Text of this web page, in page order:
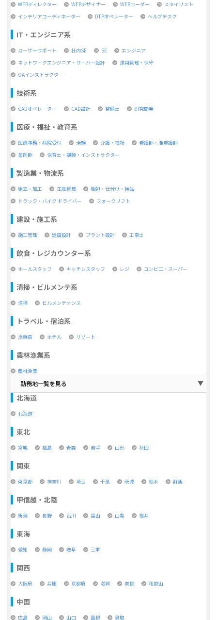
WEBディレクター WEBデザイナー WEBコーダー
スタイリスト
インテリアコーディネーター
DTPオペレーター ヘルプデスク
IT・エンジニア系
ユーザーサポート 社内SE SE
エンジニア
ネットワークエンジニア・サーバー設計
運用管理・保守
OAインストラクター
技術系
CADオペレーター CAD設計 整備士 研究開発
医療・福祉・教育系
医療事務・病院受付 治験 介護・福祉
看護師・准看護師
薬剤師
保育士・講師・インストラクター
製造業・物流系
組立・加工 生産管理
梱包・仕分け・検品
トラック・バイク ドライバー
フォークリフト
建設・施工系
施工管理 建設設計 プラント設計 工事士
飲食・レジカウンター系
ホールスタッフ キッチンスタッフ レジ コンビ二・スーパー
清掃・ビルメンテ系
清掃 ビルメンテナンス
トラベル・宿泊系
添乗員 ホテル リゾート
農林漁業系
農林漁業
勤務地一覧を見る
北海道
北海道
東北
宮城 福島 青森 岩手 山形 秋田
関東
東京都 神奈川 埼玉 千葉 茨城 栃木 群馬
甲信越・北陸
新潟 長野 石川 富山 山梨 福井
東海
愛知 静岡 岐阜 三重
関西
大阪府 兵庫 京都府 滋賀 奈良 和歌山
中国
広島 岡山 山口 島根 鳥取